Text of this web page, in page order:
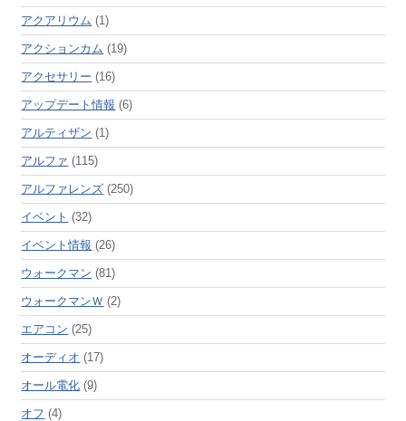
アクアリウム (1)
アクションカム (19)
アクセサリー (16)
アップデート情報 (6)
アルティザン (1)
アルファ (115)
アルファレンズ (250)
イベント (32)
イベント情報 (26)
ウォークマン (81)
ウォークマンＷ (2)
エアコン (25)
オーディオ (17)
オール電化 (9)
オフ (4)